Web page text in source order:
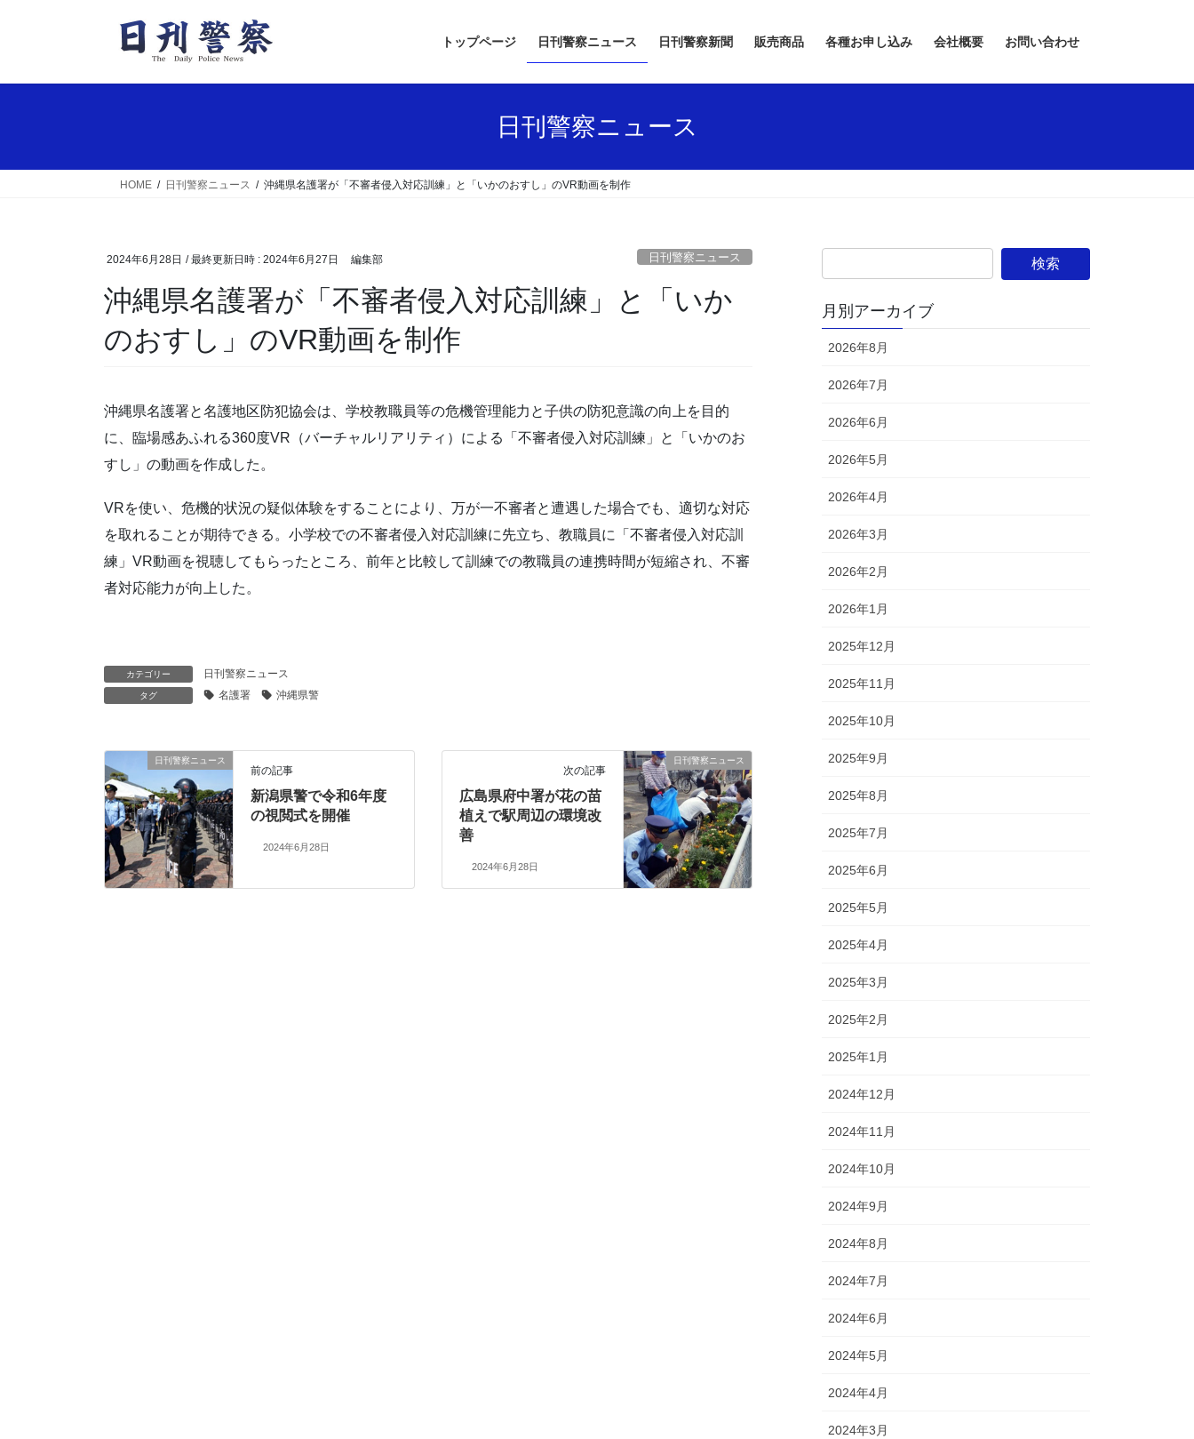
トップページ 日刊警察ニュース 日刊警察新聞 販売商品 各種お申し込み 会社概要 お問い合わせ
日刊警察ニュース
HOME 日刊警察ニュース 沖縄県名護署が「不審者侵入対応訓練」と「いかのおすし」のVR動画を制作
2024年6月28日 / 最終更新日時 : 2024年6月27日 編集部 日刊警察ニュース
沖縄県名護署が「不審者侵入対応訓練」と「いか
のおすし」のVR動画を制作
沖縄県名護署と名護地区防犯協会は、学校教職員等の危機管理能力と子供の防犯意識の向上を目的
に、臨場感あふれる360度VR（バーチャルリアリティ）による「不審者侵入対応訓練」と「いかのお
すし」の動画を作成した。
VRを使い、危機的状況の疑似体験をすることにより、万が一不審者と遭遇した場合でも、適切な対応
を取れることが期待できる。小学校での不審者侵入対応訓練に先立ち、教職員に「不審者侵入対応訓
練」VR動画を視聴してもらったところ、前年と比較して訓練での教職員の連携時間が短縮され、不審
者対応能力が向上した。
カテゴリー 日刊警察ニュース
タグ 名護署 沖縄県警
日刊警察ニュース
前の記事
新潟県警で令和6年度
の視閲式を開催
2024年6月28日
日刊警察ニュース
次の記事
広島県府中署が花の苗
植えで駅周辺の環境改
善
2024年6月28日
月別アーカイブ
2026年8月
2026年7月
2026年6月
2026年5月
2026年4月
2026年3月
2026年2月
2026年1月
2025年12月
2025年11月
2025年10月
2025年9月
2025年8月
2025年7月
2025年6月
2025年5月
2025年4月
2025年3月
2025年2月
2025年1月
2024年12月
2024年11月
2024年10月
2024年9月
2024年8月
2024年7月
2024年6月
2024年5月
2024年4月
2024年3月